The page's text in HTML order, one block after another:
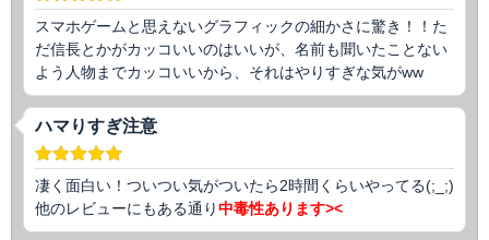
スマホゲームと思えないグラフィックの細かさに驚き！！た
だ信長とかがカッコいいのはいいが、名前も聞いたことない
よう人物までカッコいいから、それはやりすぎな気がww
ハマりすぎ注意
凄く面白い！ついつい気がついたら2時間くらいやってる(;_;)
他のレビューにもある通り中毒性あります><